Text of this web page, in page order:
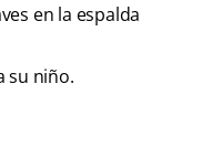
en la espalda
su niño.